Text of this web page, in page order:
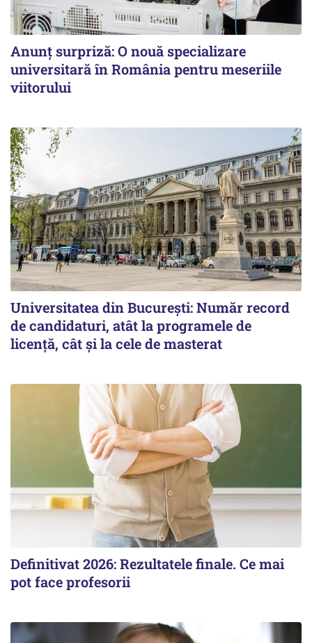
Anunț surpriză: O nouă specializare
universitară în România pentru meseriile
viitorului
Universitatea din București: Număr record
de candidaturi, atât la programele de
licență, cât și la cele de masterat
Definitivat 2026: Rezultatele finale. Ce mai
pot face profesorii